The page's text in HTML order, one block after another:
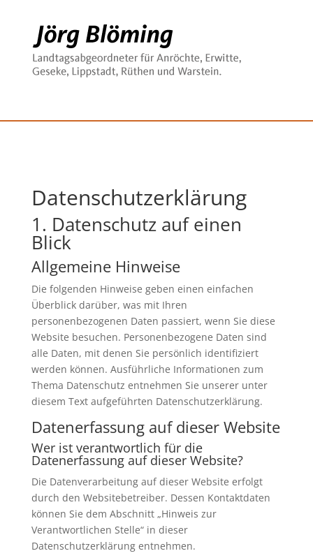
Datenschutz­erklärung
1. Datenschutz auf einen
Blick
Allgemeine Hinweise
Die folgenden Hinweise geben einen einfachen
Überblick darüber, was mit Ihren
personenbezogenen Daten passiert, wenn Sie diese
Website besuchen. Personenbezogene Daten sind
alle Daten, mit denen Sie persönlich identifiziert
werden können. Ausführliche Informationen zum
Thema Datenschutz entnehmen Sie unserer unter
diesem Text aufgeführten Datenschutzerklärung.
Datenerfassung auf dieser Website
Wer ist verantwortlich für die
Datenerfassung auf dieser Website?
Die Datenverarbeitung auf dieser Website erfolgt
durch den Websitebetreiber. Dessen Kontaktdaten
können Sie dem Abschnitt „Hinweis zur
Verantwortlichen Stelle“ in dieser
Datenschutzerklärung entnehmen.